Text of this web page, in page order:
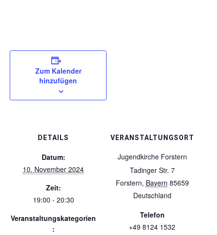
DETAILS
Datum:
10. November 2024
Zeit:
19:00 - 20:30
Veranstaltungskategorien
:
VERANSTALTUNGSORT
Jugendkirche Forstern
Tadinger Str. 7
Forstern, Bayern 85659
Deutschland
Telefon
+49 8124 1532
Zum Kalender
hinzufügen